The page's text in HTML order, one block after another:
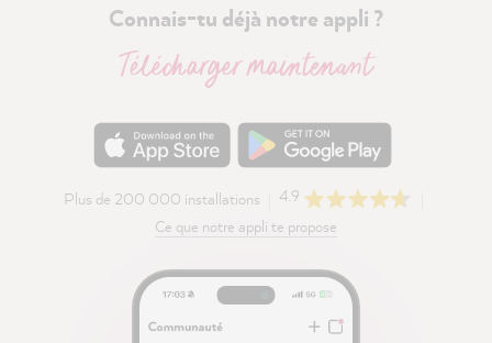
Connais-tu déjà notre appli ?
Télécharger maintenant
Plus de 200 000 installations
4.9
Ce que notre appli te propose